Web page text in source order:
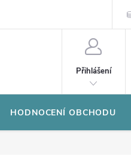
Přihlášení
HODNOCENÍ OBCHODU